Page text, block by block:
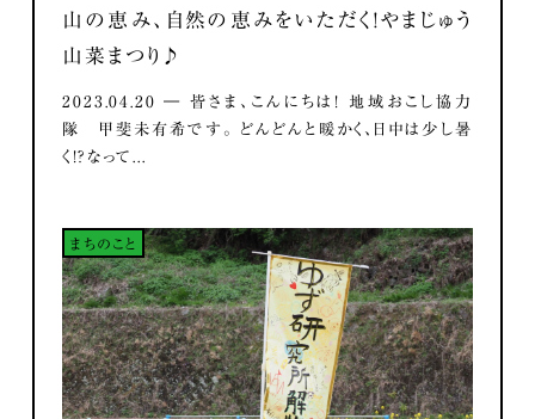
山の恵み、自然の恵みをいただく！やまじゅう
山菜まつり♪
2023.04.20 ― 皆さま、こんにちは！ 地域おこし協力
隊 甲斐未有希です。 どんどんと暖かく、日中は少し暑
く！？なって...
まちのこと